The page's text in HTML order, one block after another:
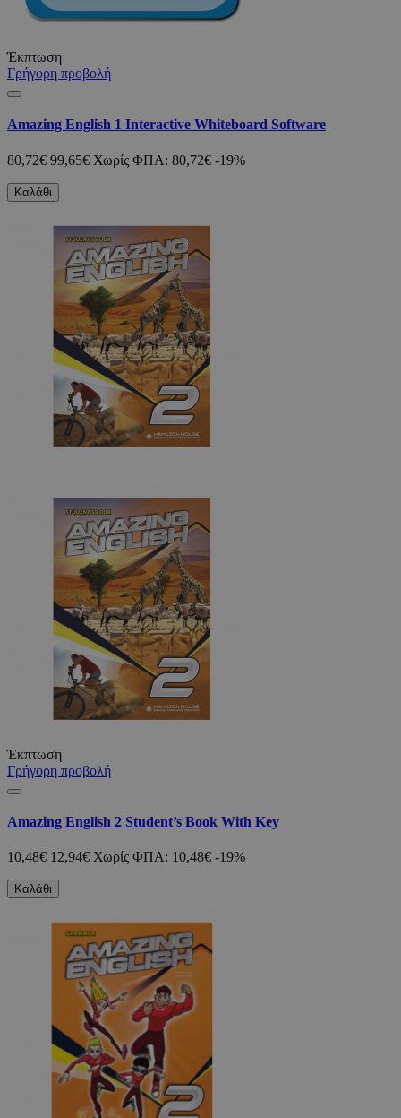
Έκπτωση
Γρήγορη προβολή
Amazing English 1 Interactive Whiteboard Software
80,72€ 99,65€ Χωρίς ΦΠΑ: 80,72€ -19%
Καλάθι
Έκπτωση
Γρήγορη προβολή
Amazing English 2 Student’s Book With Key
10,48€ 12,94€ Χωρίς ΦΠΑ: 10,48€ -19%
Καλάθι